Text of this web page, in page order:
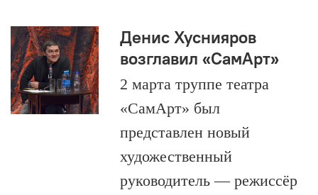
Денис Хуснияров
возглавил «СамАрт»
2 марта труппе театра
«СамАрт» был
представлен новый
художественный
руководитель — режиссёр